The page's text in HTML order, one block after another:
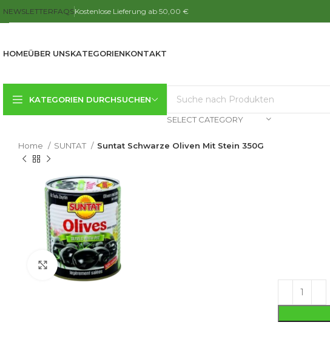
NEWSLETTERFAQSKostenlose Lieferung ab 50,00 €
HOMEÜBER UNSKATEGORIENKONTAKT
KATEGORIEN DURCHSUCHEN
SELECT CATEGORY
Home SUNTAT Suntat Schwarze Oliven Mit Stein 350G
Click to enlarge